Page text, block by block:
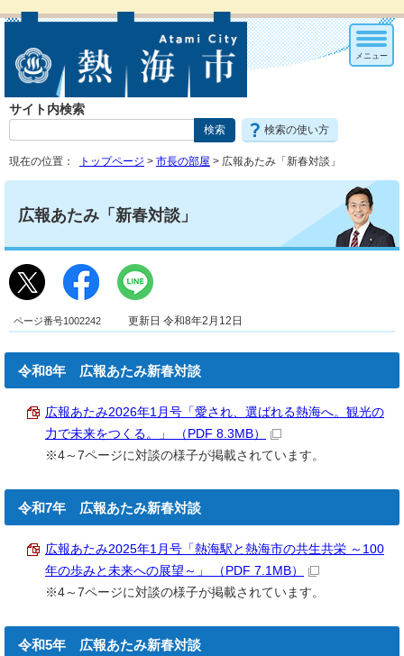
サイト内検索
検索の使い方
メニュー
現在の位置： トップページ > 市長の部屋 > 広報あたみ「新春対談」
広報あたみ「新春対談」
ページ番号1002242 更新日 令和8年2月12日
令和8年 広報あたみ新春対談
広報あたみ2026年1月号「愛され、選ばれる熱海へ。観光の
力で未来をつくる。」 （PDF 8.3MB）
※4～7ページに対談の様子が掲載されています。
令和7年 広報あたみ新春対談
広報あたみ2025年1月号「熱海駅と熱海市の共生共栄 ～100
年の歩みと未来への展望～」 （PDF 7.1MB）
※4～7ページに対談の様子が掲載されています。
令和5年 広報あたみ新春対談